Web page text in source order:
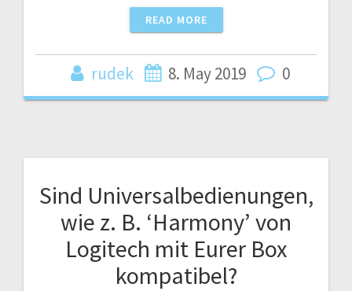
READ MORE
rudek 8. May 2019 0
Sind Universalbedienungen,
wie z. B. ‘Harmony’ von
Logitech mit Eurer Box
kompatibel?